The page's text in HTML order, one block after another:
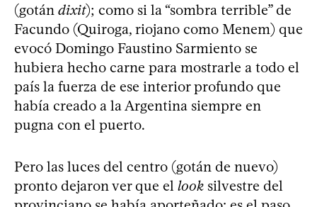
(gotán dixit); como si la “sombra terrible” de
Facundo (Quiroga, riojano como Menem) que
evocó Domingo Faustino Sarmiento se
hubiera hecho carne para mostrarle a todo el
país la fuerza de ese interior profundo que
había creado a la Argentina siempre en
pugna con el puerto.
Pero las luces del centro (gotán de nuevo)
pronto dejaron ver que el look silvestre del